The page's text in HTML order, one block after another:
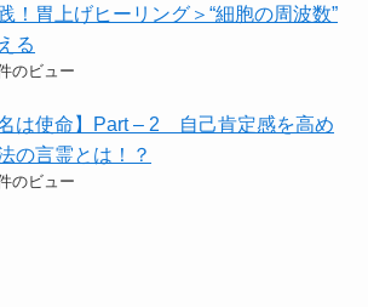
！胃上げヒーリング＞​“細胞の周波数”
る
のビュー
名は使命】Part – 2 自己肯定感を高め
の言霊とは！？
のビュー